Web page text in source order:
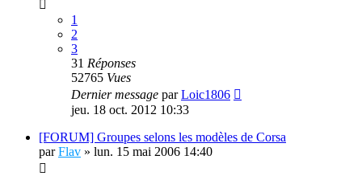
1
2
3
31 Réponses
52765 Vues
Dernier message parLoic1806
jeu. 18 oct. 2012 10:33
[FORUM] Groupes selons les modèles de Corsa
parFlav » lun. 15 mai 2006 14:40